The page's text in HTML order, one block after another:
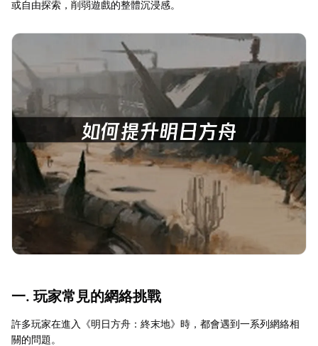
或自由探索，削弱遊戲的整體沉浸感。
一. 玩家常見的網絡挑戰
許多玩家在進入《明日方舟：終末地》時，都會遇到一系列網絡相
關的問題。